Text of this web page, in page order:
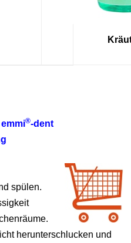
emmi®-dent
spülen.
herunterschlucken und